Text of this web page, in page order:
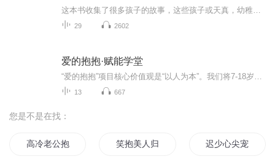
29 2602
爱的抱抱·赋能学堂
13 667
您是不是在找：
高冷老公抱一抱 笑抱美人归 迟少心尖宠娇妻